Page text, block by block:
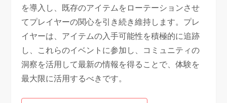
を導入し、既存のアイテムをローテーションさせ
てプレイヤーの関心を引き続き維持します。プレ
イヤーは、アイテムの入手可能性を積極的に追跡
し、これらのイベントに参加し、コミュニティの
洞察を活用して最新の情報を得ることで、体験を
最大限に活用するべきです。